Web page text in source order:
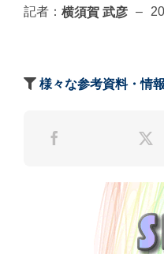
記者： 横須賀 武彦 –
様々な参考資料・情報